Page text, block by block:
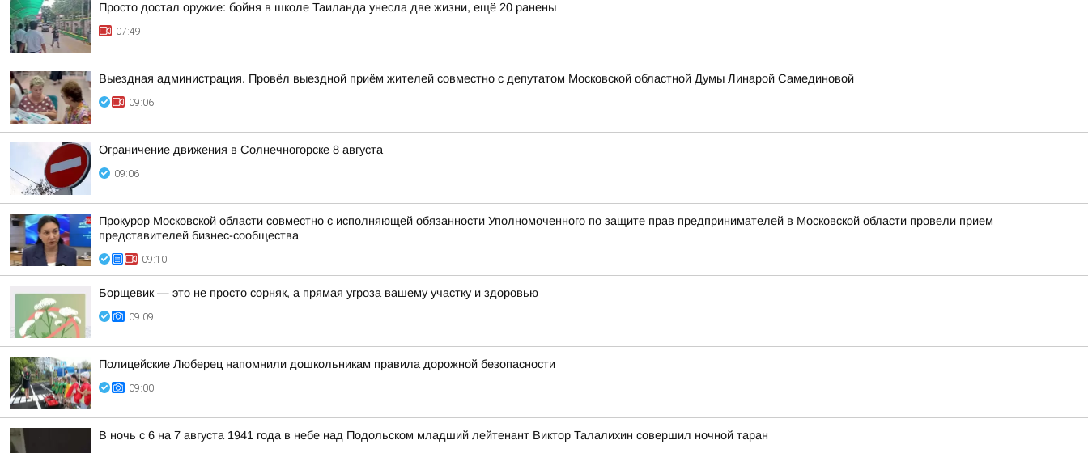
Просто достал оружие: бойня в школе Таиланда унесла две жизни, ещё 20 ранены
07:49
Выездная администрация. Провёл выездной приём жителей совместно с депутатом Московской областной Думы Линарой Самединовой
09:06
Ограничение движения в Солнечногорске 8 августа
09:06
Прокурор Московской области совместно с исполняющей обязанности Уполномоченного по защите прав предпринимателей в Московской области провели прием
представителей бизнес-сообщества
09:10
Борщевик — это не просто сорняк, а прямая угроза вашему участку и здоровью
09:09
Полицейские Люберец напомнили дошкольникам правила дорожной безопасности
09:00
В ночь с 6 на 7 августа 1941 года в небе над Подольском младший лейтенант Виктор Талалихин совершил ночной таран